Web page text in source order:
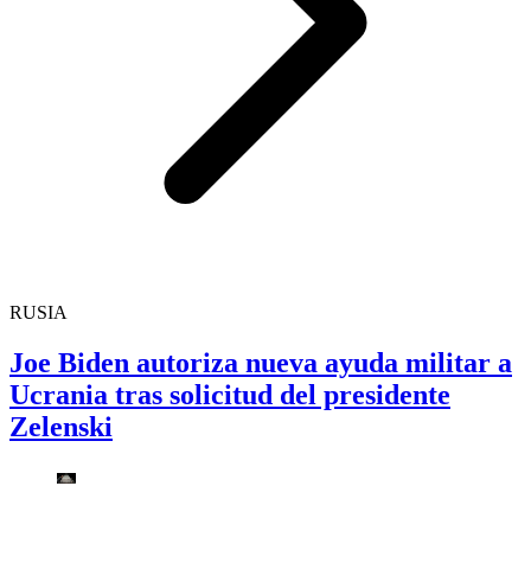
RUSIA
Joe Biden autoriza nueva ayuda militar a
Ucrania tras solicitud del presidente
Zelenski